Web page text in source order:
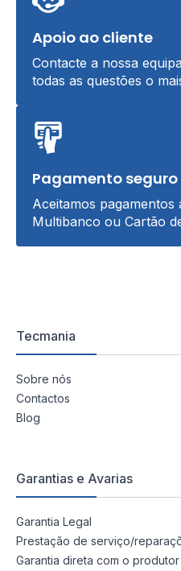
Apoio ao cliente
Contacte a nossa
todas as questões o
Pagamento seguro
Aceitamos pagamentos
Multibanco ou Cartão
Tecmania
Sobre nós
Contactos
Blog
Garantias e Avarias
Garantia Legal
Prestação de serviço/
Garantia direta com o